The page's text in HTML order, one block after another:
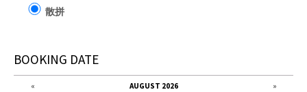
散拼
BOOKING DATE
« AUGUST 2026 »